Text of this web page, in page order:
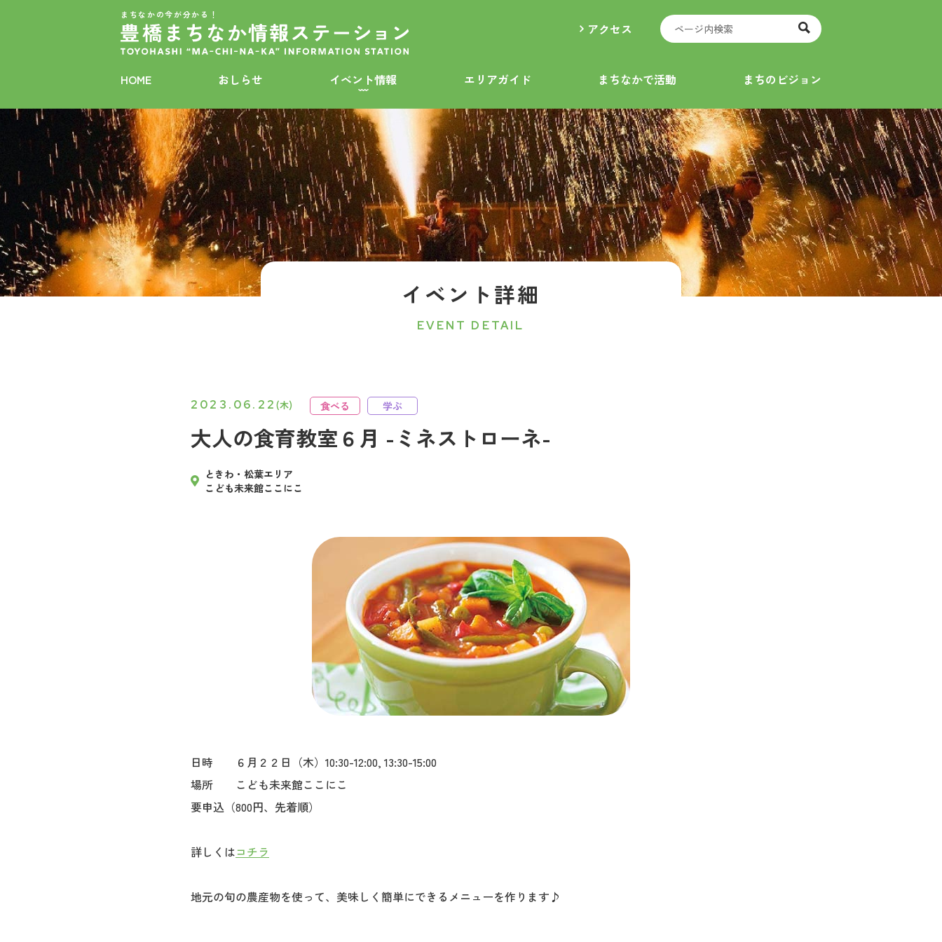
まちなかの今が分かる！
アクセス
HOME おしらせ イベント情報 エリアガイド まちなかで活動 まちのビジョン
イベント詳細
EVENT DETAIL
大人の食育教室６月 -ミネストローネ-
2023.06.22 (木) 食べる 学ぶ
ときわ・松葉エリア
こども未来館ここにこ
日時 ６月２２日（木）10:30-12:00, 13:30-15:00
場所 こども未来館ここにこ
要申込（800円、先着順）
詳しくはコチラ
地元の旬の農産物を使って、美味しく簡単にできるメニューを作ります♪